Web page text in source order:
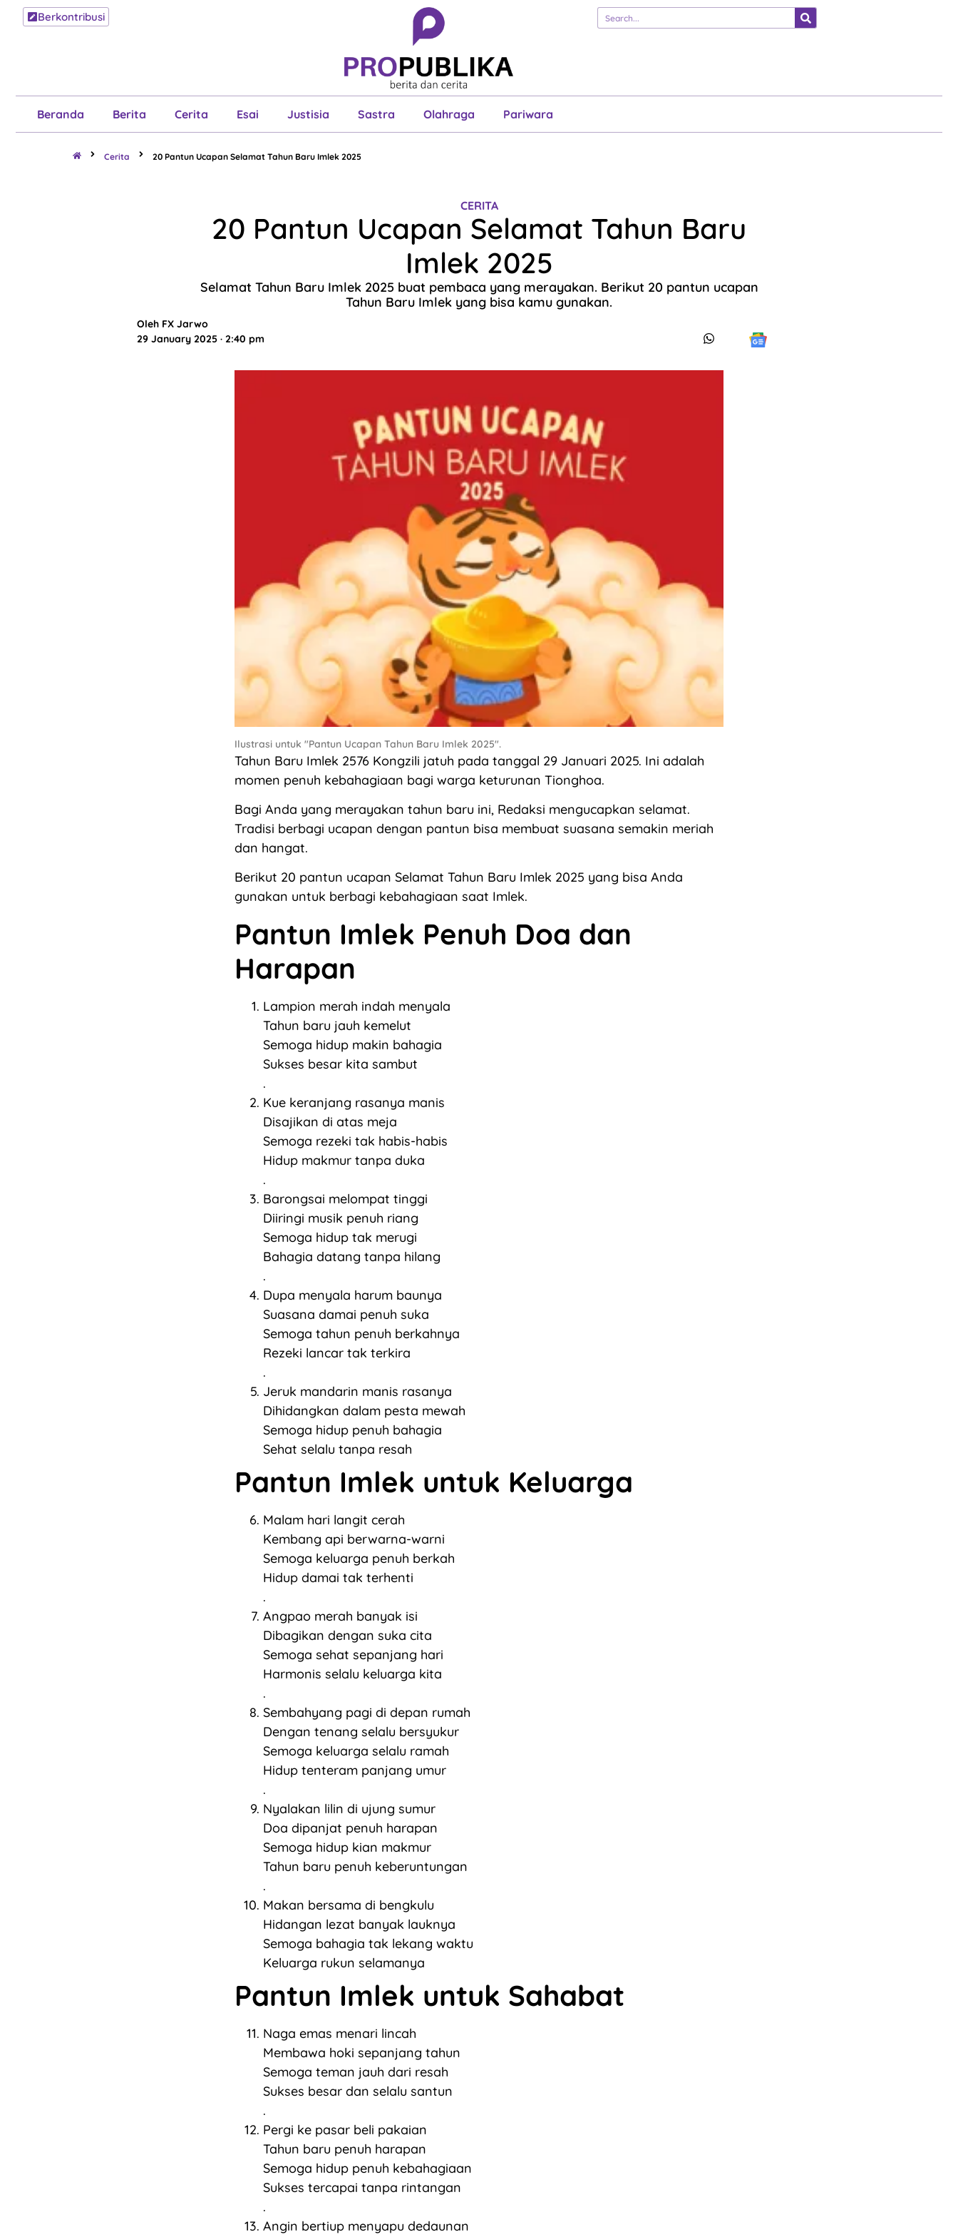
Berkontribusi
Beranda Berita Cerita Esai Justisia Sastra Olahraga Pariwara
Berita Cerita Esai Justisia
Pariwara
Cerita 20 Pantun Ucapan Selamat Tahun Baru Imlek 2025
CERITA
20 Pantun Ucapan Selamat Tahun Baru
Imlek 2025
Selamat Tahun Baru Imlek 2025 buat pembaca yang merayakan. Berikut 20 pantun ucapan
Tahun Baru Imlek yang bisa kamu gunakan.
Oleh FX Jarwo
29 January 2025 · 2:40 pm
Ilustrasi untuk "Pantun Ucapan Tahun Baru Imlek 2025".
Tahun Baru Imlek 2576 Kongzili jatuh pada tanggal 29 Januari 2025. Ini adalah
momen penuh kebahagiaan bagi warga keturunan Tionghoa.
Bagi Anda yang merayakan tahun baru ini, Redaksi mengucapkan selamat.
Tradisi berbagi ucapan dengan pantun bisa membuat suasana semakin meriah
dan hangat.
Berikut 20 pantun ucapan Selamat Tahun Baru Imlek 2025 yang bisa Anda
gunakan untuk berbagi kebahagiaan saat Imlek.
Pantun Imlek Penuh Doa dan
Harapan
Lampion merah indah menyala
Tahun baru jauh kemelut
Semoga hidup makin bahagia
Sukses besar kita sambut
.
Kue keranjang rasanya manis
Disajikan di atas meja
Semoga rezeki tak habis-habis
Hidup makmur tanpa duka
.
Barongsai melompat tinggi
Diiringi musik penuh riang
Semoga hidup tak merugi
Bahagia datang tanpa hilang
.
Dupa menyala harum baunya
Suasana damai penuh suka
Semoga tahun penuh berkahnya
Rezeki lancar tak terkira
.
Jeruk mandarin manis rasanya
Dihidangkan dalam pesta mewah
Semoga hidup penuh bahagia
Sehat selalu tanpa resah
Pantun Imlek untuk Keluarga
Malam hari langit cerah
Kembang api berwarna-warni
Semoga keluarga penuh berkah
Hidup damai tak terhenti
.
Angpao merah banyak isi
Dibagikan dengan suka cita
Semoga sehat sepanjang hari
Harmonis selalu keluarga kita
.
Sembahyang pagi di depan rumah
Dengan tenang selalu bersyukur
Semoga keluarga selalu ramah
Hidup tenteram panjang umur
.
Nyalakan lilin di ujung sumur
Doa dipanjat penuh harapan
Semoga hidup kian makmur
Tahun baru penuh keberuntungan
.
Makan bersama di bengkulu
Hidangan lezat banyak lauknya
Semoga bahagia tak lekang waktu
Keluarga rukun selamanya
Pantun Imlek untuk Sahabat
Naga emas menari lincah
Membawa hoki sepanjang tahun
Semoga teman jauh dari resah
Sukses besar dan selalu santun
.
Pergi ke pasar beli pakaian
Tahun baru penuh harapan
Semoga hidup penuh kebahagiaan
Sukses tercapai tanpa rintangan
.
Angin bertiup menyapu dedaunan